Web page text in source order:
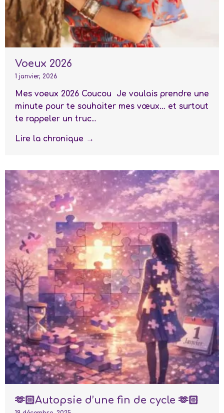
Voeux 2026
1 janvier, 2026
Mes voeux 2026 Coucou Je voulais prendre une
minute pour te souhaiter mes vœux… et surtout
te rappeler un truc...
Lire la chronique →
🫶🏻Autopsie d’une fin de cycle 🫶🏻